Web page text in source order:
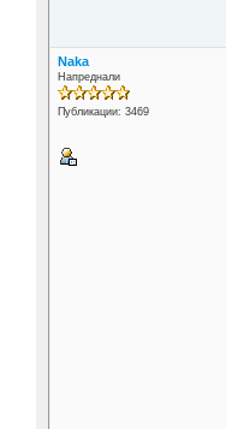
Naka
Напреднали
Публикации: 3469